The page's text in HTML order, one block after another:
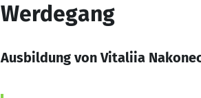
Werdegang
Ausbildung von Vitaliia